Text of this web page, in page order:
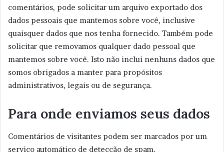
comentários, pode solicitar um arquivo exportado dos
dados pessoais que mantemos sobre você, inclusive
quaisquer dados que nos tenha fornecido. Também pode
solicitar que removamos qualquer dado pessoal que
mantemos sobre você. Isto não inclui nenhuns dados que
somos obrigados a manter para propósitos
administrativos, legais ou de segurança.
Para onde enviamos seus dados
Comentários de visitantes podem ser marcados por um
serviço automático de detecção de spam.